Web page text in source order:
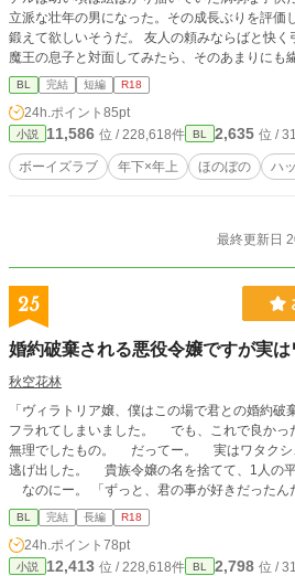
立派な壮年の男になった。その成長ぶりを評価
鍛えて欲しいそうだ。 友人の頼みならばと快く
魔王の息子と対面してみたら、そのあまりにも
魔王の息子……ネルは最初はヒューデルをうと
きっかけに急速に懐かれることになるのだった
も投稿しています。 ※宜しくお願いします。
BL 完結 短編 R18
24h.ポイント 85pt
小説 11,586 位 / 228,618件 BL 2,635 位 /
ボーイズラブ 年下×年上 ほのぼの ハ
最終更新日
25
婚約破棄される悪役令嬢ですが実
秋空花林
「ヴィラトリア嬢、僕はこの場で君との婚約破棄を宣言
フラれてしまいました。 でも、これで良かったのです。 どのみち、結婚は
無理でしたもの。 だってー。 実はワタクシ…男なんだわ。 だからオレは
逃げ出した。 貴族令嬢の名を捨てて、1人の平民の男として生きると決めた。
なのにー。 「ずっと、君の事が好きだったんだ」 数年後。何故かオレは元
婚約者に執着され、溺愛されていた…！？ この物語は、乙女ゲームの不憫な
悪役令嬢（男）が元婚約者（もちろん男）に一
なる物語です。 幼少期からスタートす
BL 完結 長編 R18
24h.ポイント 78pt
小説 12,413 位 / 228,618件 BL 2,798 位 /